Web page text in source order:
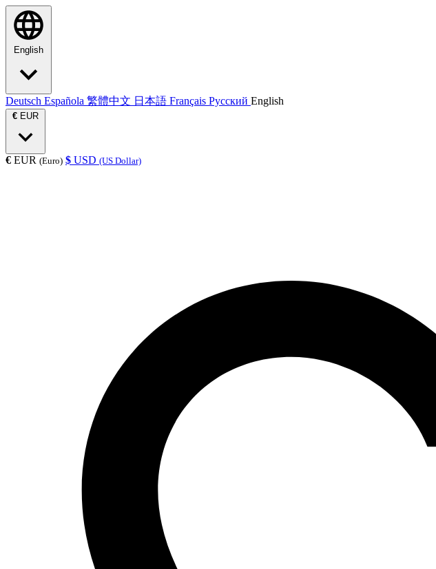
English
Deutsch Española 繁體中文 日本語 Français Русский English
€ EUR
€ EUR (Euro) $ USD (US Dollar)